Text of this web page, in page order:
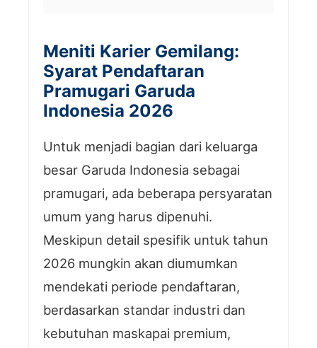
Meniti Karier Gemilang:
Syarat Pendaftaran
Pramugari Garuda
Indonesia 2026
Untuk menjadi bagian dari keluarga
besar Garuda Indonesia sebagai
pramugari, ada beberapa persyaratan
umum yang harus dipenuhi.
Meskipun detail spesifik untuk tahun
2026 mungkin akan diumumkan
mendekati periode pendaftaran,
berdasarkan standar industri dan
kebutuhan maskapai premium,